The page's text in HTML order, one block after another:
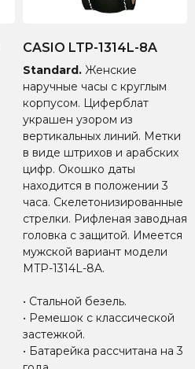
CASIO LTP-1314L-8A
Standard. Женские
наручные часы с круглым
корпусом. Циферблат
украшен узором из
вертикальных линий. Метки
в виде штрихов и арабских
цифр. Окошко даты
находится в положении 3
часа. Скелетонизированные
стрелки. Рифленая заводная
головка с защитой. Имеется
мужской вариант модели
MTP-1314L-8A.
• Стальной безель.
• Ремешок с классической
застежкой.
• Батарейка рассчитана на 3